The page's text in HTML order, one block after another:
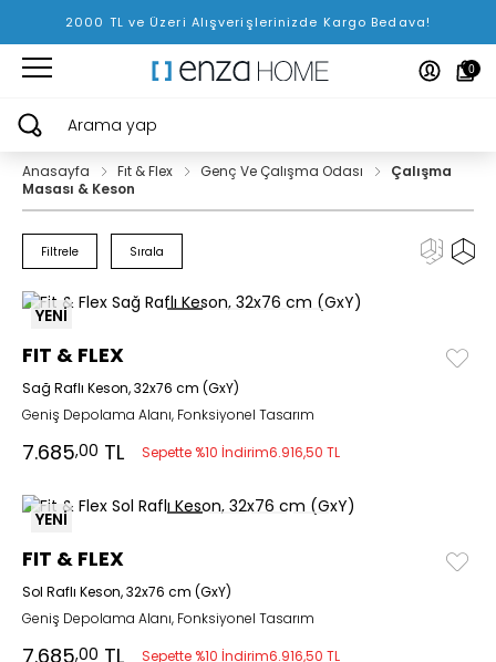
2000 TL ve Üzeri Alışverişlerinizde Kargo Bedava!
0
Arama yap
Anasayfa Fıt & Flex Genç Ve Çalışma Odası
Çalışma
Masası & Keson
Filtrele Sırala
YENİ
FIT & FLEX
Sağ Raflı Keson, 32x76 cm (GxY)
Geniş Depolama Alanı, Fonksiyonel Tasarım
7.685,00 TL Sepette %10 İndirim6.916,50 TL
YENİ
FIT & FLEX
Sol Raflı Keson, 32x76 cm (GxY)
Geniş Depolama Alanı, Fonksiyonel Tasarım
7.685,00 TL Sepette %10 İndirim6.916,50 TL